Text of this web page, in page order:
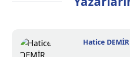
Hatice DEMİR